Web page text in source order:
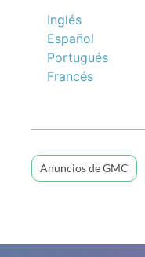
Inglés
Español
Portugués
Francés
Anuncios de GMC